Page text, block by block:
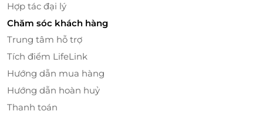
viên cây xanh rộng lớn cùng hệ thống villa bao gồm
4 căn biệt thự với 32 phòng riêng biệt nằm liền kề
chân núi. Các phòng trong villa được cung cấp đầy
Sỏi Resort In Farm.
Hợp tác đại lý
Chăm sóc khách hàng
Trung tâm hỗ trợ
Tích điểm LifeLink
Hướng dẫn mua hàng
Hướng dẫn hoàn huỷ
Thanh toán